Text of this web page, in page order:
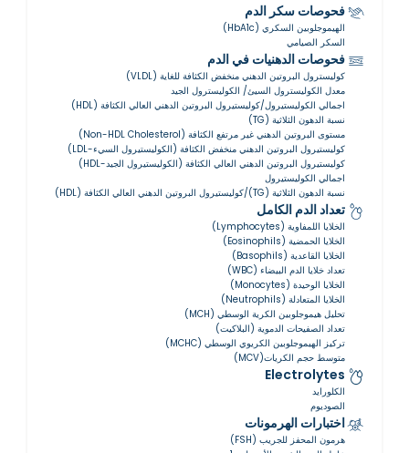
فحوصات سكر الدم
الهيموجلوبين السكري (HbA1c)
السكر الصيامي
فحوصات الدهنيات في الدم
كوليسترول البروتين الدهني منخفض الكثافة للغاية (VLDL)
معدل الكوليسترول السيئ/ الكوليسترول الجيد
اجمالي الكوليستيرول/كوليستيرول البروتين الدهني العالي الكثافة (HDL)
نسبة الدهون الثلاثية (TG)
مستوى البروتين الدهني غير مرتفع الكثافة (Non-HDL Cholesterol)
كوليستيرول البروتين الدهني منخفض الكثافة (الكوليستيرول السيء-LDL)
كوليستيرول البروتين الدهني العالي الكثافة (الكوليستيرول الجيد-HDL)
اجمالي الكوليستيرول
نسبة الدهون الثلاثية (TG)/كوليستيرول البروتين الدهني العالي الكثافة (HDL)
تعداد الدم الكامل
الخلايا اللمفاوية (Lymphocytes)
الخلايا الحمضية (Eosinophils)
الخلايا القاعدية (Basophils)
تعداد خلايا الدم البيضاء (WBC)
الخلايا الوحيدة (Monocytes)
الخلايا المتعادلة (Neutrophils)
تحليل هيموجلوبين الكرية الوسطي (MCH)
تعداد الصفيحات الدموية (البلاكيت)
تركيز الهيموجلوبين الكريوي الوسطي (MCHC)
متوسط حجم الكريات(MCV)
Electrolytes
الكلورايد
الصوديوم
اختبارات الهرمونات
هرمون المحفز للجريب (FSH)